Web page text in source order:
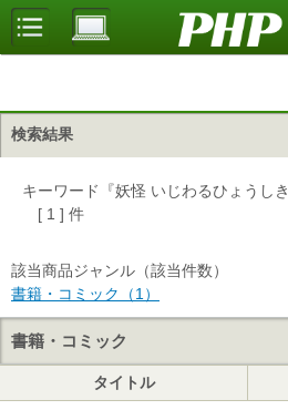
検索結果
キーワード『妖怪 いじわるひょうし
[ 1 ] 件
該当商品ジャンル（該当件数）
書籍・コミック（1）
書籍・コミック
タイトル